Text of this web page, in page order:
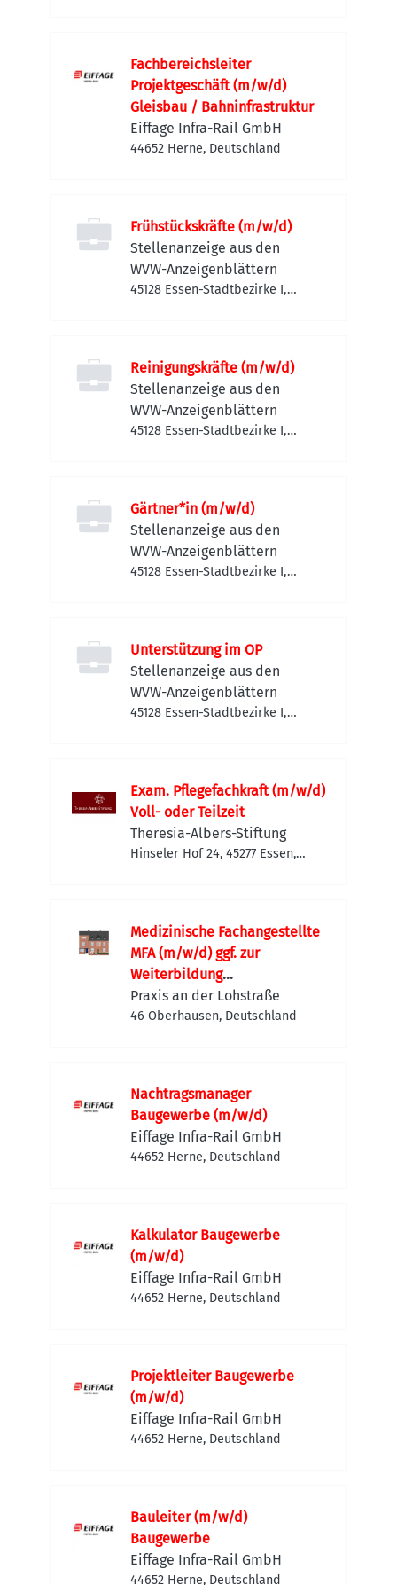
Fachbereichsleiter
Projektgeschäft (m/w/d)
Gleisbau / Bahninfrastruktur
Eiffage Infra-Rail GmbH
44652 Herne, Deutschland
Frühstückskräfte (m/w/d)
Stellenanzeige aus den
WVW-Anzeigenblättern
45128 Essen-Stadtbezirke I,
Reinigungskräfte (m/w/d)
Stellenanzeige aus den
WVW-Anzeigenblättern
45128 Essen-Stadtbezirke I,
Gärtner*in (m/w/d)
Stellenanzeige aus den
WVW-Anzeigenblättern
45128 Essen-Stadtbezirke I,
Unterstützung im OP
Stellenanzeige aus den
WVW-Anzeigenblättern
45128 Essen-Stadtbezirke I,
Exam. Pflegefachkraft (m/w/d)
Voll- oder Teilzeit
Theresia-Albers-Stiftung
Hinseler Hof 24, 45277 Essen,
Medizinische Fachangestellte
MFA (m/w/d) ggf. zur
Weiterbildung
Diabetesassistent/-berater
(m/w/d)
Praxis an der Lohstraße
46 Oberhausen, Deutschland
Nachtragsmanager
Baugewerbe (m/w/d)
Eiffage Infra-Rail GmbH
44652 Herne, Deutschland
Kalkulator Baugewerbe
(m/w/d)
Eiffage Infra-Rail GmbH
44652 Herne, Deutschland
Projektleiter Baugewerbe
(m/w/d)
Eiffage Infra-Rail GmbH
44652 Herne, Deutschland
Bauleiter (m/w/d)
Baugewerbe
Eiffage Infra-Rail GmbH
44652 Herne, Deutschland